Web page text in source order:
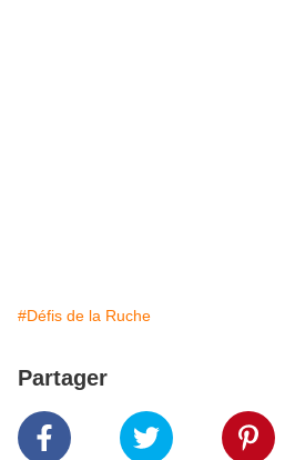
#Défis de la Ruche
Partager